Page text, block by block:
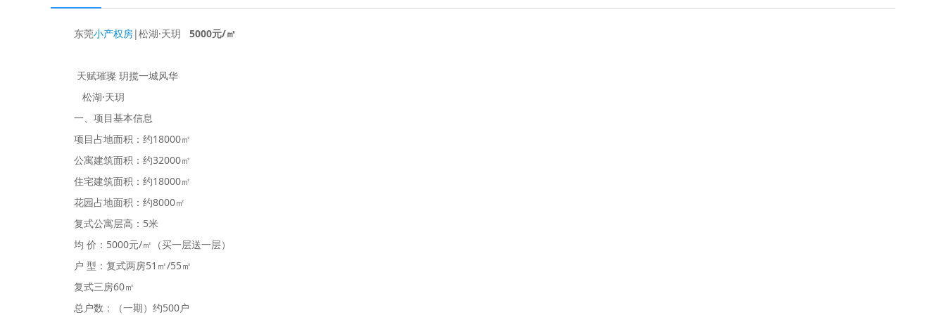
东莞小产权房|松湖·天玥 5000元/㎡
天赋璀璨 玥揽一城风华
松湖·天玥
一、项目基本信息
项目占地面积：约18000㎡
公寓建筑面积：约32000㎡
住宅建筑面积：约18000㎡
花园占地面积：约8000㎡
复式公寓层高：5米
均 价：5000元/㎡（买一层送一层）
户 型：复式两房51㎡/55㎡
复式三房60㎡
总户数：（一期）约500户